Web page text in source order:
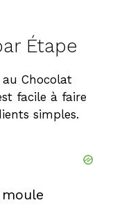
Étape
Chocolat
facile à faire
simples.